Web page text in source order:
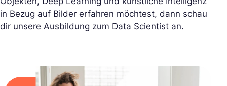
in Bezug auf Bilder erfahren möchtest, dann schau
dir unsere Ausbildung zum Data Scientist an.